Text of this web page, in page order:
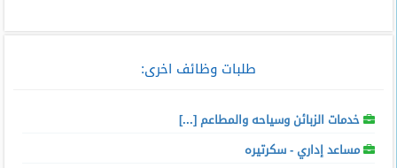
طلبات وظائف اخرى:
خدمات الزبائن وسياحه والمطاعم [...]
مساعد إداري - سكرتيره